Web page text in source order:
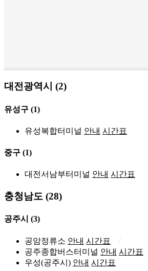
대전광역시 (2)
유성구 (1)
유성복합터미널 안내 시간표
중구 (1)
대전서남부터미널 안내 시간표
충청남도 (28)
공주시 (3)
공암정류소 안내 시간표
공주종합버스터미널 안내 시간표
우성(공주시) 안내 시간표